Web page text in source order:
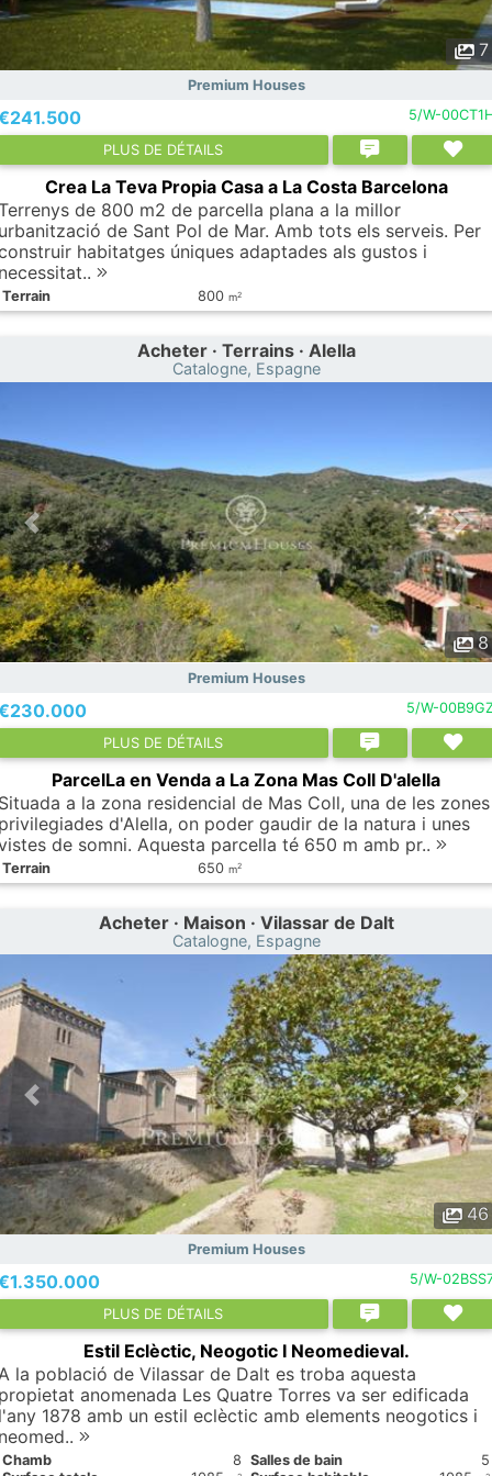
7
Premium Houses
5/W-
PLUS DE DÉTAILS
Crea La Teva Propia Casa a La Costa Barcelona
de 800 m2 de parcella plana a la millor
de Sant Pol de Mar. Amb tots els serveis. Per
habitatges úniques adaptades als gustos i
Terrain 800 m2
Acheter · Terrains · Alella
Catalogne, Espagne
8
Premium Houses
5/W-
PLUS DE DÉTAILS
ParcelLa en Venda a La Zona Mas Coll D'alella
a la zona residencial de Mas Coll, una de les zones
d'Alella, on poder gaudir de la natura i unes
de somni. Aquesta parcella té 650 m amb pr..
Terrain 650 m2
Acheter · Maison · Vilassar de Dalt
Catalogne, Espagne
46
Premium Houses
5/W-
PLUS DE DÉTAILS
Estil Eclèctic, Neogotic I Neomedieval.
la població de Vilassar de Dalt es troba aquesta
anomenada Les Quatre Torres va ser edificada
1878 amb un estil eclèctic amb elements neogotics i
Chamb 8 Salles de bain
5